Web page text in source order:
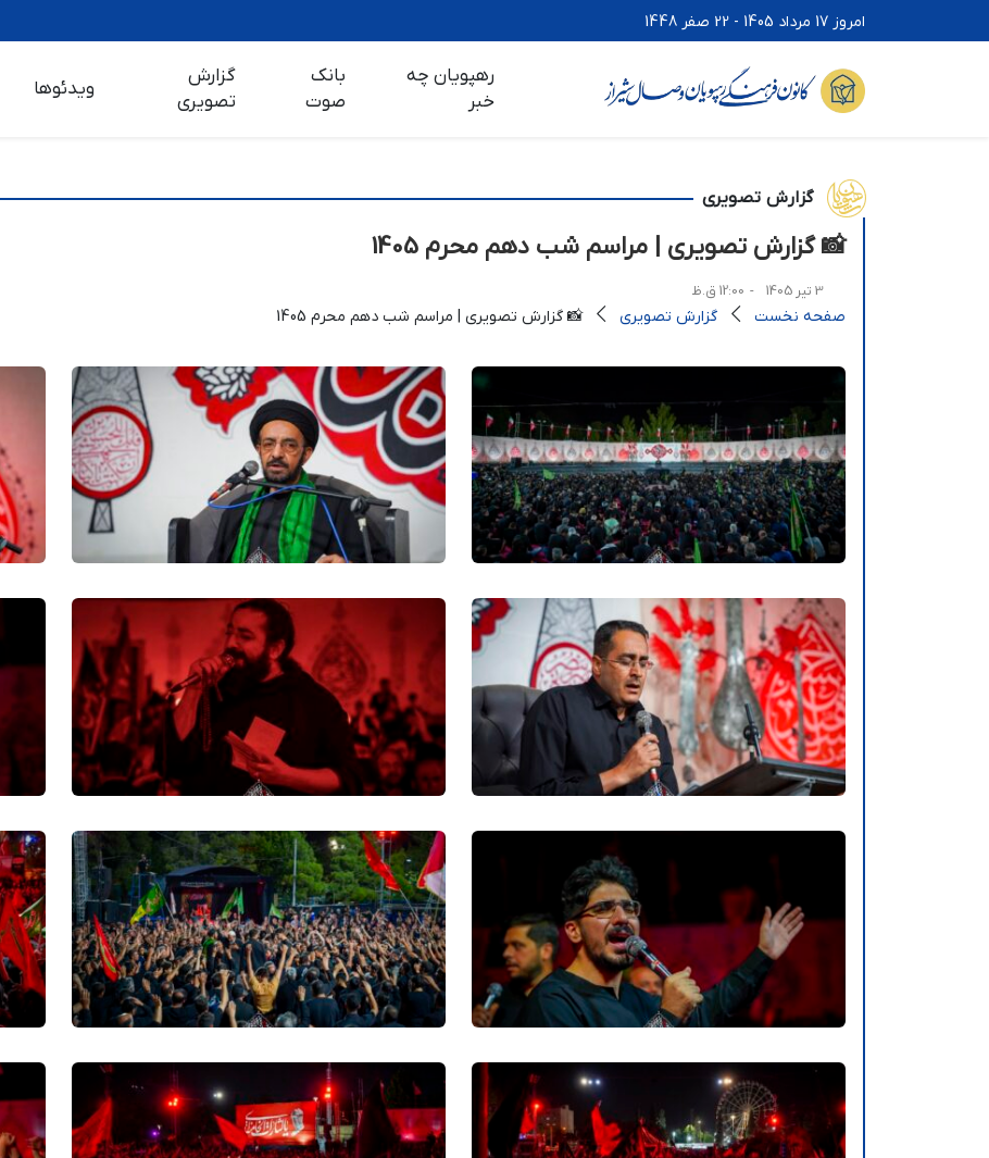
امروز 17 مرداد 1405 - 22 صفر 1448
رهپویان چه
خبر
بانک
صوت
گزارش
تصویری
ویدئوها
گزارش تصویری
📸 گزارش تصویری | مراسم شب دهم محرم 1405
3 تیر 1405 - 12:00 ق.ظ
صفحه نخست گزارش تصویری 📸 گزارش تصویری | مراسم شب دهم محرم 1405